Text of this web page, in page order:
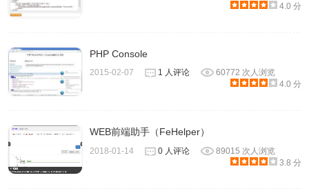
4.0 分
PHP Console
2015-02-07 1 人评论
60772 次人浏览
4.0 分
WEB前端助手（FeHelper）
2018-01-14 0 人评论
89015 次人浏览
3.8 分